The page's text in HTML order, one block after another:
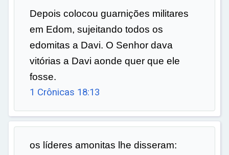
Depois colocou guarnições militares
em Edom, sujeitando todos os
edomitas a Davi. O Senhor dava
vitórias a Davi aonde quer que ele
fosse.
1 Crônicas 18:13
os líderes amonitas lhe disseram: